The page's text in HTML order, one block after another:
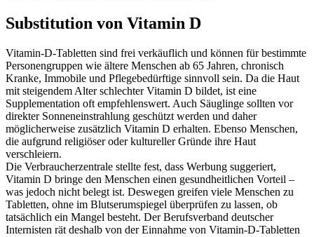
Substitution von Vitamin D
Vitamin-D-Tabletten sind frei verkäuflich und können für bestimmte
Personengruppen wie ältere Menschen ab 65 Jahren, chronisch
Kranke, Immobile und Pflegebedürftige sinnvoll sein. Da die Haut
mit steigendem Alter schlechter Vitamin D bildet, ist eine
Supplementation oft empfehlenswert. Auch Säuglinge sollten vor
direkter Sonneneinstrahlung geschützt werden und daher
möglicherweise zusätzlich Vitamin D erhalten. Ebenso Menschen,
die aufgrund religiöser oder kultureller Gründe ihre Haut
verschleiern.
Die Verbraucherzentrale stellte fest, dass Werbung suggeriert,
Vitamin D bringe den Menschen einen gesundheitlichen Vorteil –
was jedoch nicht belegt ist. Deswegen greifen viele Menschen zu
Tabletten, ohne im Blutserumspiegel überprüfen zu lassen, ob
tatsächlich ein Mangel besteht. Der Berufsverband deutscher
Internisten rät deshalb von der Einnahme von Vitamin-D-Tabletten